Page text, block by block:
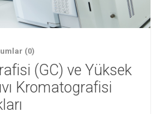
(0)
(GC) ve Yüksek
Kromatografisi